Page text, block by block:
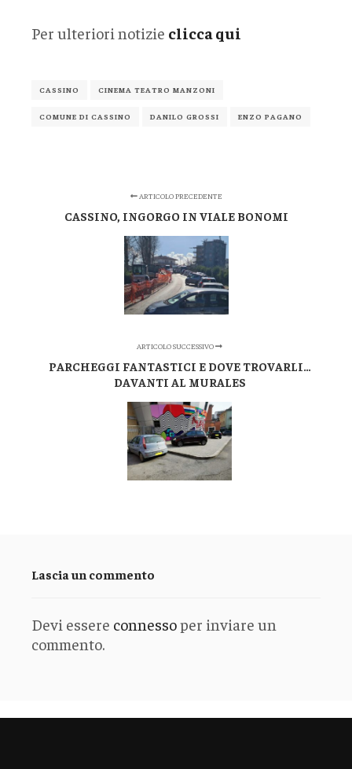
Per ulteriori notizie clicca qui
CASSINO CINEMA TEATRO MANZONI
COMUNE DI CASSINO DANILO GROSSI ENZO PAGANO
ARTICOLO PRECEDENTE
CASSINO, INGORGO IN VIALE BONOMI
ARTICOLO SUCCESSIVO
PARCHEGGI FANTASTICI E DOVE TROVARLI…
DAVANTI AL MURALES
Lascia un commento
Devi essere connessoper inviare un
commento.